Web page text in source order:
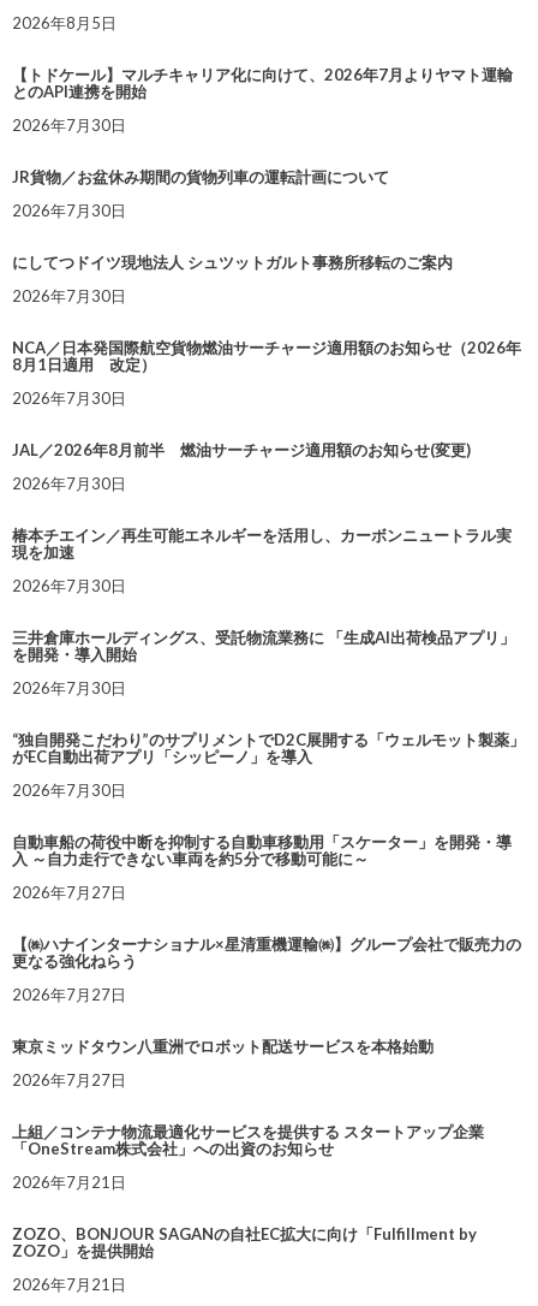
2026年8月5日
【トドケール】マルチキャリア化に向けて、2026年7月よりヤマト運輸
とのAPI連携を開始
2026年7月30日
JR貨物／お盆休み期間の貨物列車の運転計画について
2026年7月30日
にしてつドイツ現地法人 シュツットガルト事務所移転のご案内
2026年7月30日
NCA／日本発国際航空貨物燃油サーチャージ適用額のお知らせ（2026年
8月1日適用 改定）
2026年7月30日
JAL／2026年8月前半 燃油サーチャージ適用額のお知らせ(変更)
2026年7月30日
椿本チエイン／再生可能エネルギーを活用し、カーボンニュートラル実
現を加速
2026年7月30日
三井倉庫ホールディングス、受託物流業務に 「生成AI出荷検品アプリ」
を開発・導入開始
2026年7月30日
“独自開発こだわり”のサプリメントでD2C展開する「ウェルモット製薬」
がEC自動出荷アプリ「シッピーノ」を導入
2026年7月30日
自動車船の荷役中断を抑制する自動車移動用「スケーター」を開発・導
入 ～自力走行できない車両を約5分で移動可能に～
2026年7月27日
【㈱ハナインターナショナル×星清重機運輸㈱】グループ会社で販売力の
更なる強化ねらう
2026年7月27日
東京ミッドタウン八重洲でロボット配送サービスを本格始動
2026年7月27日
上組／コンテナ物流最適化サービスを提供する スタートアップ企業
「OneStream株式会社」への出資のお知らせ
2026年7月21日
ZOZO、BONJOUR SAGANの自社EC拡大に向け「Fulfillment by
ZOZO」を提供開始
2026年7月21日